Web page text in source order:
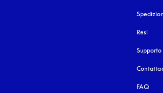
Resi
FAQ